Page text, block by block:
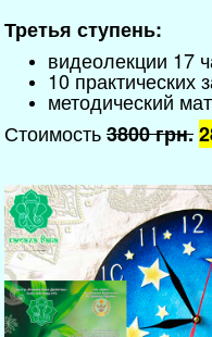
Третья ступень:
видеолекции 17
10 практических
методический
Стоимость3800грн.